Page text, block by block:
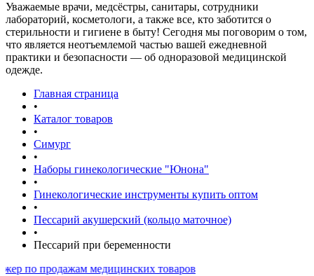
Уважаемые врачи, медсёстры, санитары, сотрудники
лабораторий, косметологи, а также все, кто заботится о
стерильности и гигиене в быту! Сегодня мы поговорим о том,
что является неотъемлемой частью вашей ежедневной
практики и безопасности — об одноразовой медицинской
одежде.
Главная страница
•
Каталог товаров
•
Симург
•
Наборы гинекологические "Юнона"
•
Гинекологические инструменты купить оптом
•
Пессарий акушерский (кольцо маточное)
•
Пессарий при беременности
медицинских товаров